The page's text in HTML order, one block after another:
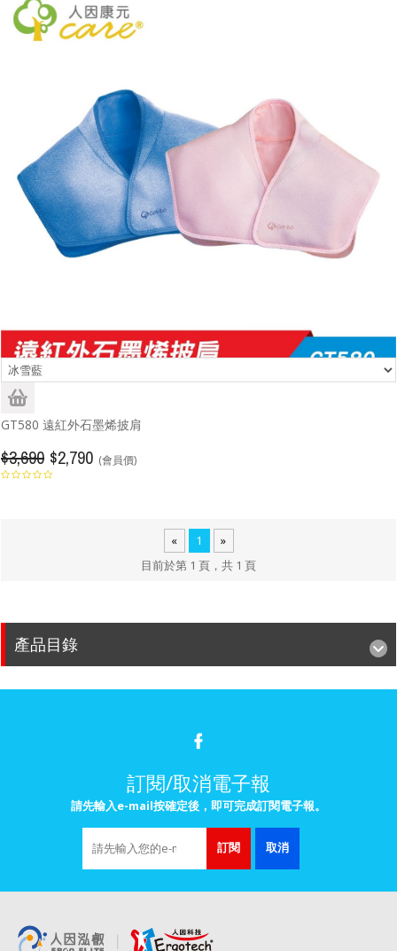
$3,690 $2,790 (會員價)
GT580 遠紅外石墨烯披肩
« 1
»
目前於第 1 頁，共 1 頁
產品目錄
訂閱/取消電子報
請先輸入e-mail按確定後，即可完成訂閱電子報。
訂閱 取消